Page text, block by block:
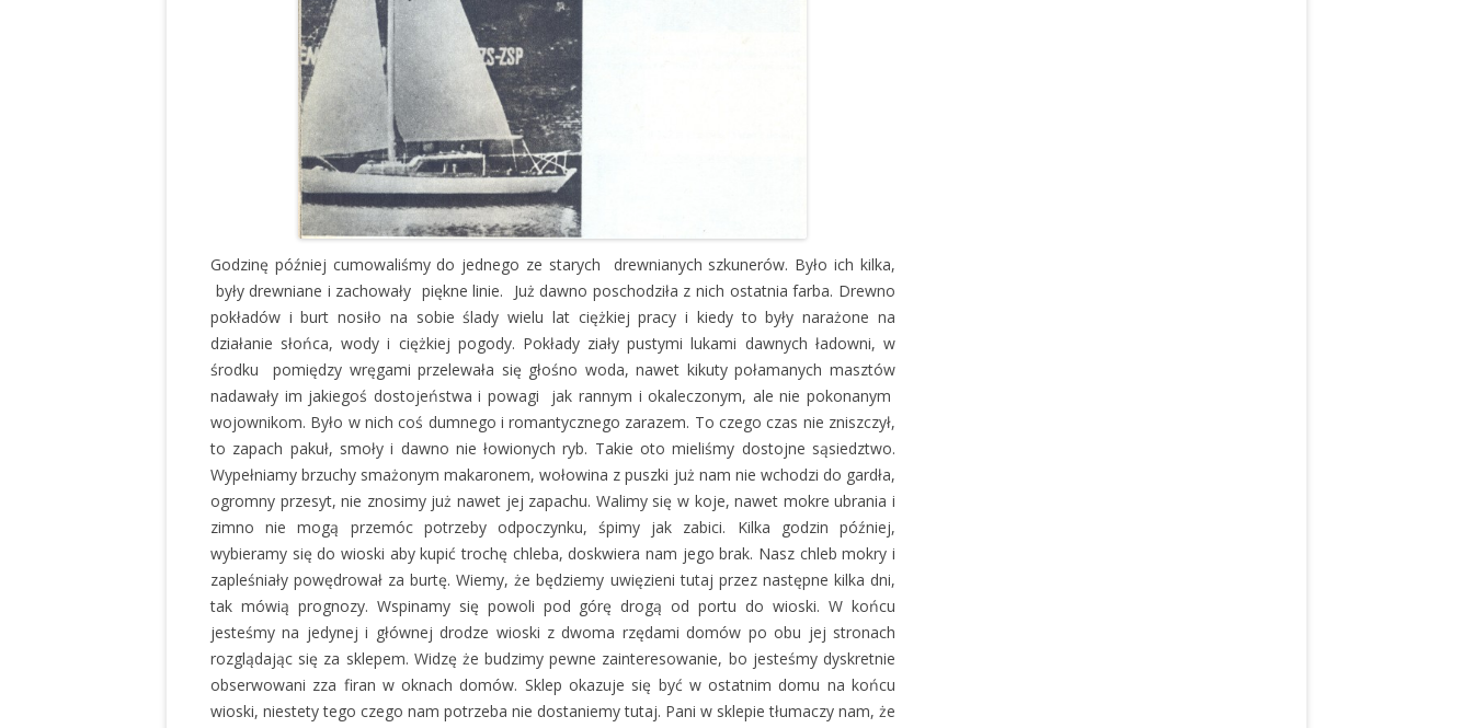
Godzinę później cumowaliśmy do jednego ze starych drewnianych szkunerów. Było ich kilka,
były drewniane i zachowały piękne linie. Już dawno poschodziła z nich ostatnia farba. Drewno
pokładów i burt nosiło na sobie ślady wielu lat ciężkiej pracy i kiedy to były narażone na
działanie słońca, wody i ciężkiej pogody. Pokłady ziały pustymi lukami dawnych ładowni, w
środku pomiędzy wręgami przelewała się głośno woda, nawet kikuty połamanych masztów
nadawały im jakiegoś dostojeństwa i powagi jak rannym i okaleczonym, ale nie pokonanym
wojownikom. Było w nich coś dumnego i romantycznego zarazem. To czego czas nie zniszczył,
to zapach pakuł, smoły i dawno nie łowionych ryb. Takie oto mieliśmy dostojne sąsiedztwo.
Wypełniamy brzuchy smażonym makaronem, wołowina z puszki już nam nie wchodzi do gardła,
ogromny przesyt, nie znosimy już nawet jej zapachu. Walimy się w koje, nawet mokre ubrania i
zimno nie mogą przemóc potrzeby odpoczynku, śpimy jak zabici. Kilka godzin później,
wybieramy się do wioski aby kupić trochę chleba, doskwiera nam jego brak. Nasz chleb mokry i
zapleśniały powędrował za burtę. Wiemy, że będziemy uwięzieni tutaj przez następne kilka dni,
tak mówią prognozy. Wspinamy się powoli pod górę drogą od portu do wioski. W końcu
jesteśmy na jedynej i głównej drodze wioski z dwoma rzędami domów po obu jej stronach
rozglądając się za sklepem. Widzę że budzimy pewne zainteresowanie, bo jesteśmy dyskretnie
obserwowani zza firan w oknach domów. Sklep okazuje się być w ostatnim domu na końcu
wioski, niestety tego czego nam potrzeba nie dostaniemy tutaj. Pani w sklepie tłumaczy nam, że